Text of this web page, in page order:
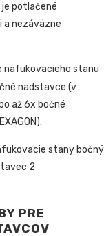
je potlačené
a nezáväzne
nadstavce (v
až 6x bočné
PRE